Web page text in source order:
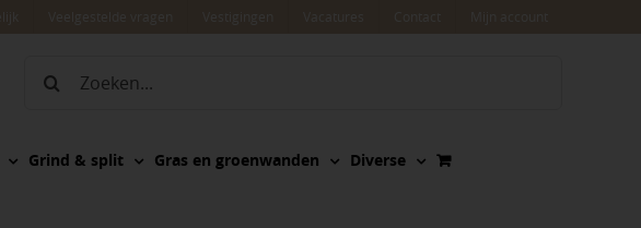
Zoeken
Grind & split Gras en groenwanden Diverse